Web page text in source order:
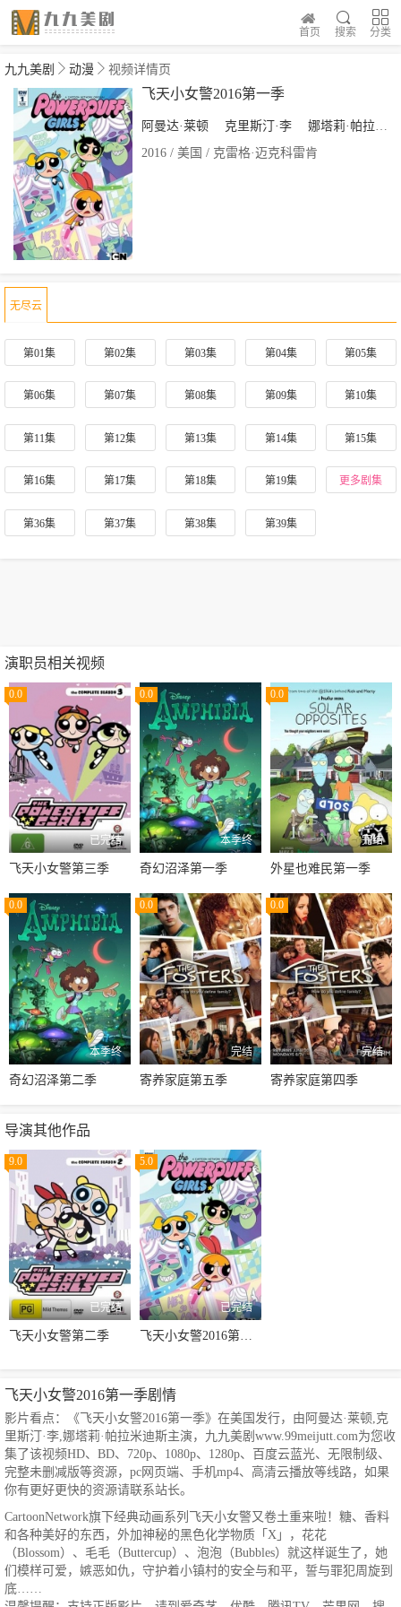
分类
搜索
首页
九九美剧 动漫 视频详情页
飞天小女警2016第一季
阿曼达·莱顿 克里斯汀·李
娜塔莉·帕拉米迪斯
2016 / 美国 / 克雷格·迈克科雷肯
无尽云
第01集 第02集 第03集 第04集 第05集
第06集 第07集 第08集 第09集 第10集
第11集 第12集 第13集 第14集 第15集
第16集 第17集 第18集 第19集 更多剧集
第36集 第37集 第38集 第39集
演职员相关视频
0.0
已完结
飞天小女警第三季
0.0
本季终
奇幻沼泽第一季
0.0
完结
外星也难民第一季
0.0
本季终
奇幻沼泽第二季
0.0
完结
寄养家庭第五季
0.0
完结
寄养家庭第四季
导演其他作品
9.0
已完结
飞天小女警第二季
5.0
已完结
飞天小女警2016第一季
飞天小女警2016第一季剧情
影片看点：《飞天小女警2016第一季》在美国发行，由阿曼达·莱顿,克
里斯汀·李,娜塔莉·帕拉米迪斯主演，九九美剧www.99meijutt.com为您收
集了该视频HD、BD、720p、1080p、1280p、百度云蓝光、无限制级、
完整未删减版等资源，pc网页端、手机mp4、高清云播放等线路，如果
你有更好更快的资源请联系站长。
CartoonNetwork旗下经典动画系列飞天小女警又卷土重来啦！糖、香料
和各种美好的东西，外加神秘的黑色化学物质「X」，花花
（Blossom）、毛毛（Buttercup）、泡泡（Bubbles）就这样诞生了，她
们模样可爱，嫉恶如仇，守护着小镇村的安全与和平，誓与罪犯周旋到
底……